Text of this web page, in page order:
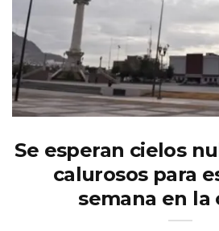
Se esperan cielos
calurosos para
semana en la